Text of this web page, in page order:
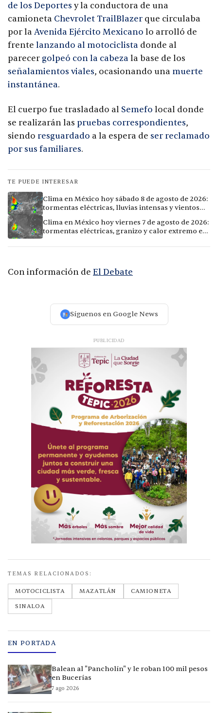
de los Deportes y la conductora de una
camioneta Chevrolet TrailBlazer que circulaba
por la Avenida Ejército Mexicano lo arrolló de
frente lanzando al motociclista donde al
parecer golpeó con la cabeza la base de los
señalamientos viales, ocasionando una muerte
instantánea.
El cuerpo fue trasladado al Semefo local donde
se realizarán las pruebas correspondientes,
siendo resguardado a la espera de ser reclamado
por sus familiares.
TE PUEDE INTERESAR
Clima en México hoy sábado 8 de agosto de 2026:
tormentas eléctricas, lluvias intensas y vientos
Clima en México hoy viernes 7 de agosto de 2026:
tormentas eléctricas, granizo y calor extremo en
Con información de El Debate
Síguenos en Google News
PUBLICIDAD
TEMAS RELACIONADOS:
MOTOCICLISTA MAZATLÁN
CAMIONETA
SINALOA
EN PORTADA
Balean al "Pancholín" y le roban 100 mil pesos
en Bucerías
7 ago 2026